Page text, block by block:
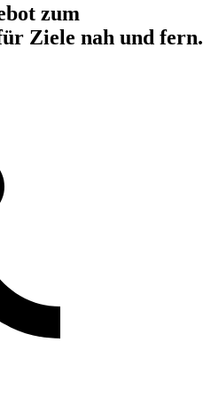
zum
Ziele nah und fern.